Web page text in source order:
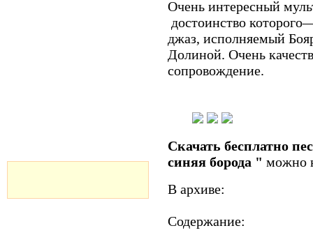
Очень интересный
достоинство которого—
джаз, исполняемый
Долиной. Очень
сопровождение.
Скачать бесплатно
синяя борода " можно
В архиве:
Содержание: